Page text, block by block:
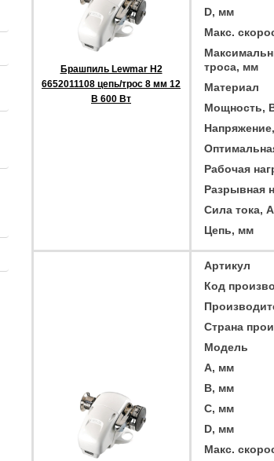
Брашпиль Lewmar H2
6652011108 цепь/трос 8 мм 12
В 600 Вт
D, мм
Макс.
троса, мм
Материал
Мощность,
Рабочая
Разрывная
Сила тока, А
Цепь, мм
Артикул
Код
Страна
Модель
A, мм
B, мм
C, мм
D, мм
Макс.